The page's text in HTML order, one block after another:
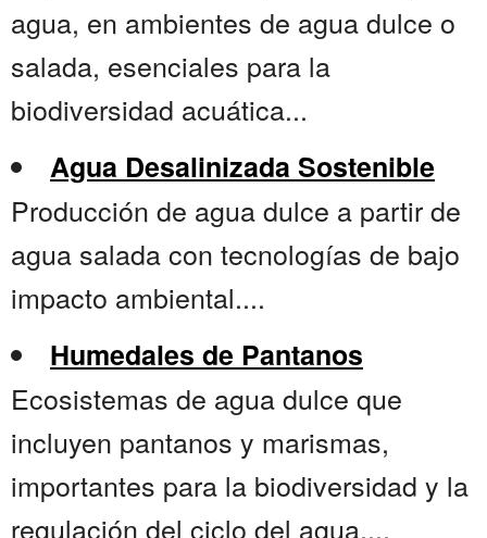
agua, en ambientes de agua dulce o
salada, esenciales para la
biodiversidad acuática...
Agua Desalinizada Sostenible
Producción de agua dulce a partir de
agua salada con tecnologías de bajo
impacto ambiental....
Humedales de Pantanos
Ecosistemas de agua dulce que
incluyen pantanos y marismas,
importantes para la biodiversidad y la
regulación del ciclo del agua....